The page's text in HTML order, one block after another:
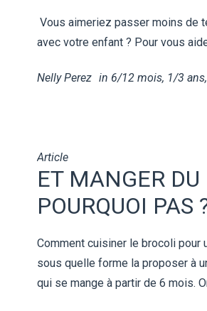
Vous aimeriez passer moins de
avec votre enfant ? Pour vous
Nelly Perez in 6/12 mois, 1/3 ans,
Article
ET MANGER DU
POURQUOI PAS
Comment cuisiner le brocoli pour
sous quelle forme la proposer à
qui se mange à partir de 6 mois.